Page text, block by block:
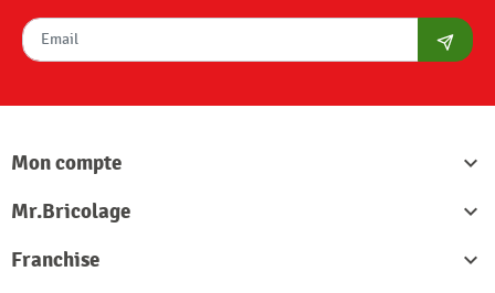
Mon compte

Mr.Bricolage

Franchise
